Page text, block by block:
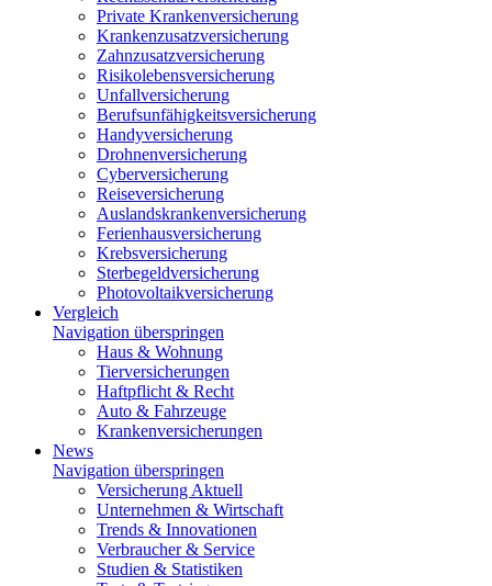
Private Krankenversicherung
Krankenzusatzversicherung
Zahnzusatzversicherung
Risikolebensversicherung
Unfallversicherung
Berufsunfähigkeitsversicherung
Handyversicherung
Drohnenversicherung
Cyberversicherung
Reiseversicherung
Auslandskrankenversicherung
Ferienhausversicherung
Krebsversicherung
Sterbegeldversicherung
Photovoltaikversicherung
Vergleich
Navigation überspringen
Haus & Wohnung
Tierversicherungen
Haftpflicht & Recht
Auto & Fahrzeuge
Krankenversicherungen
News
Navigation überspringen
Versicherung Aktuell
Unternehmen & Wirtschaft
Trends & Innovationen
Verbraucher & Service
Studien & Statistiken